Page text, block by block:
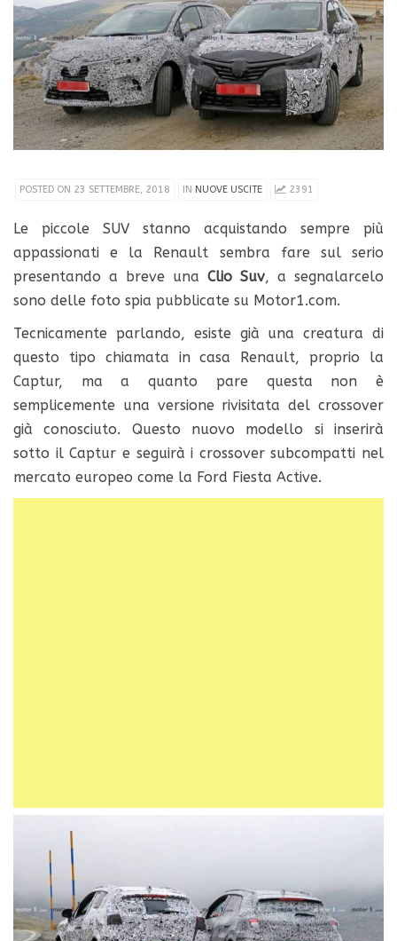
POSTED ON 23 SETTEMBRE, 2018 IN NUOVE USCITE 2391
Le piccole SUV stanno acquistando sempre più
appassionati e la Renault sembra fare sul serio
presentando a breve una Clio Suv, a segnalarcelo
sono delle foto spia pubblicate su Motor1.com.
Tecnicamente parlando, esiste già una creatura di
questo tipo chiamata in casa Renault, proprio la
Captur, ma a quanto pare questa non è
semplicemente una versione rivisitata del crossover
già conosciuto.
Questo nuovo modello si inserirà
sotto il Captur e seguirà i crossover subcompatti nel
mercato europeo come la Ford Fiesta Active.